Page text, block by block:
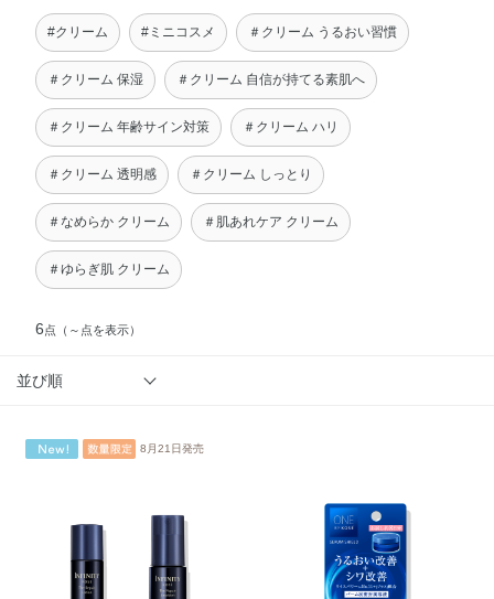
#クリーム #ミニコスメ ＃クリーム うるおい習慣
＃クリーム 保湿 ＃クリーム 自信が持てる素肌へ
＃クリーム 年齢サイン対策 ＃クリーム ハリ
＃クリーム 透明感 ＃クリーム しっとり
＃なめらか クリーム ＃肌あれケア クリーム
＃ゆらぎ肌 クリーム
6点 （～点を表示）
並び順
8月21日発売